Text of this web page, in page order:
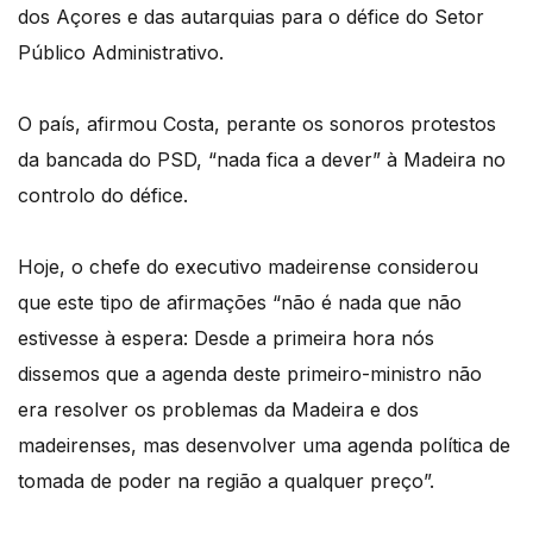
dos Açores e das autarquias para o défice do Setor
Público Administrativo.
O país, afirmou Costa, perante os sonoros protestos
da bancada do PSD, “nada fica a dever” à Madeira no
controlo do défice.
Hoje, o chefe do executivo madeirense considerou
que este tipo de afirmações “não é nada que não
estivesse à espera: Desde a primeira hora nós
dissemos que a agenda deste primeiro-ministro não
era resolver os problemas da Madeira e dos
madeirenses, mas desenvolver uma agenda política de
tomada de poder na região a qualquer preço”.